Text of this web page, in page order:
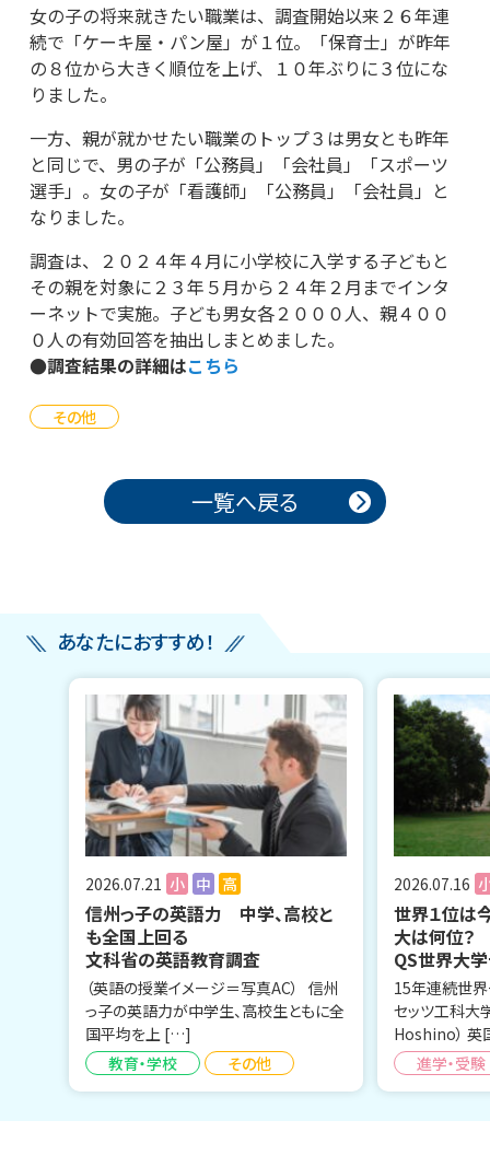
女の子の将来就きたい職業は、調査開始以来２６年連
続で「ケーキ屋・パン屋」が１位。「保育士」が昨年
の８位から大きく順位を上げ、１０年ぶりに３位にな
りました。
一方、親が就かせたい職業のトップ３は男女とも昨年
と同じで、男の子が「公務員」「会社員」「スポーツ
選手」。女の子が「看護師」「公務員」「会社員」と
なりました。
調査は、２０２４年４月に小学校に入学する子どもと
その親を対象に２３年５月から２４年２月までインタ
ーネットで実施。子ども男女各２０００人、親４００
０人の有効回答を抽出しまとめました。
●調査結果の詳細はこちら
その他
投稿ナビゲーション 一覧へ戻る
あなたにおすすめ！
2026.07.21 小 中 高
信州っ子の英語力 中学、高校と
も全国上回る
文科省の英語教育調査
（英語の授業イメージ＝写真AC） 信州
っ子の英語力が中学生、高校生ともに全
国平均を上 […]
教育・学校
その他
2026.07.16
世界１位は
大は何位？
QS世界大
15年連続世
セッツ工科大
Hoshino）
進学・受験